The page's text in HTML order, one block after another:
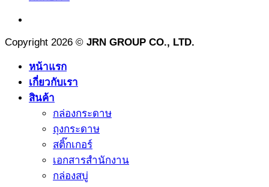
Copyright 2026 © JRN GROUP CO., LTD.
หน้าแรก
เกี่ยวกับเรา
สินค้า
กล่องกระดาษ
ถุงกระดาษ
สติ๊กเกอร์
เอกสารสำนักงาน
กล่องสบู่